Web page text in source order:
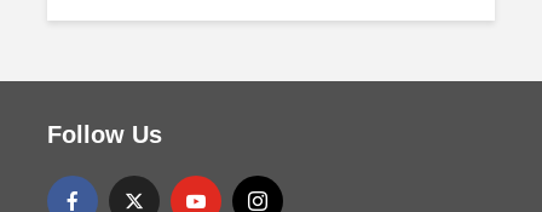
Follow Us